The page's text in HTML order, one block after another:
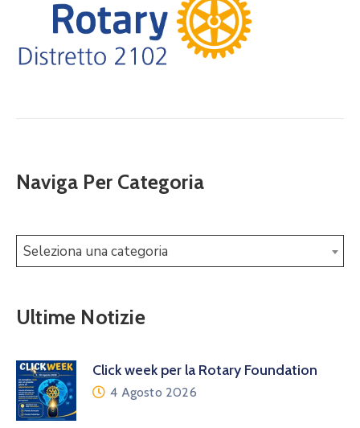
Naviga Per Categoria
Seleziona una categoria
Ultime Notizie
Click week per la Rotary Foundation
4 Agosto 2026